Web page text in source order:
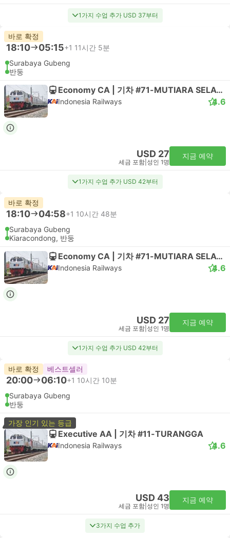
1가지 수업 추가 USD 37부터
바로 확정
18:10 05:15+1 11시간 5분
Surabaya Gubeng
반둥
Economy CA | 기차 #71-MUTIARA SELATAN
Indonesia Railways 4.6
USD 27
세금 포함 성인 1명
지금 예약
1가지 수업 추가 USD 42부터
바로 확정
18:10 04:58+1 10시간 48분
Surabaya Gubeng
Kiaracondong, 반둥
Economy CA | 기차 #71-MUTIARA SELATAN
Indonesia Railways 4.6
USD 27
세금 포함 성인 1명
지금 예약
1가지 수업 추가 USD 42부터
바로 확정 베스트셀러
20:00 06:10+1 10시간 10분
Surabaya Gubeng
반둥
가장 인기 있는 등급
Executive AA | 기차 #11-TURANGGA
Indonesia Railways 4.6
USD 43
세금 포함 성인 1명
지금 예약
3가지 수업 추가